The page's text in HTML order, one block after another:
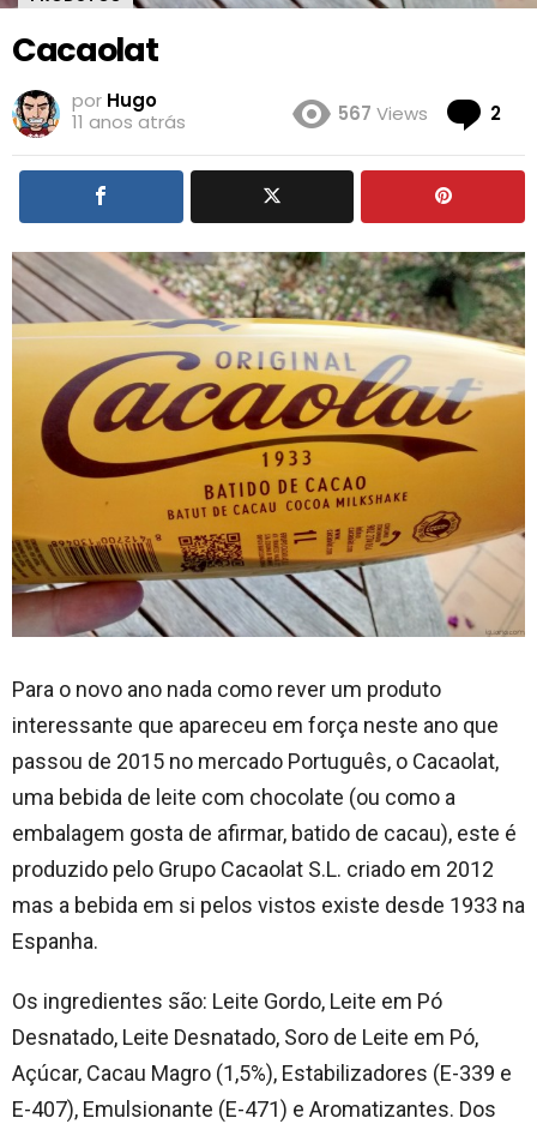
Cacaolat
por Hugo
11 anos atrás
567 Views 2
Para o novo ano nada como rever um produto
interessante que apareceu em força neste ano que
passou de 2015 no mercado Português, o Cacaolat,
uma bebida de leite com chocolate (ou como a
embalagem gosta de afirmar, batido de cacau), este é
produzido pelo Grupo Cacaolat S.L. criado em 2012
mas a bebida em si pelos vistos existe desde 1933 na
Espanha.
Os ingredientes são: Leite Gordo, Leite em Pó
Desnatado, Leite Desnatado, Soro de Leite em Pó,
Açúcar, Cacau Magro (1,5%), Estabilizadores (E-339 e
E-407), Emulsionante (E-471) e Aromatizantes. Dos